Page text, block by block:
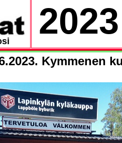
2023
Kymmenen